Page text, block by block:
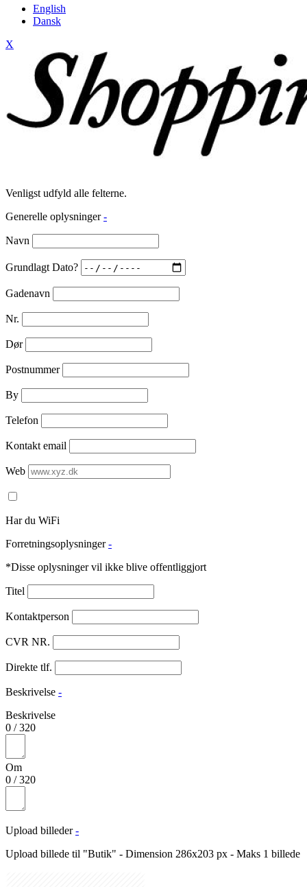
English
Dansk
X
Venligst udfyld alle felterne.
Generelle oplysninger -
Navn
Grundlagt Dato?
Gadenavn
Nr.
Dør
Postnummer
By
Telefon
Kontakt email
Web
Har du WiFi
Forretningsoplysninger -
*Disse oplysninger vil ikke blive offentliggjort
Titel
Kontaktperson
CVR NR.
Direkte tlf.
Beskrivelse -
Beskrivelse
0 /320
Om
0 /320
Upload billeder -
Upload billede til "Butik" - Dimension 286x203 px - Maks 1 billede